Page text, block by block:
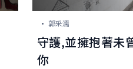
郭采濡
守護,並擁抱著未
你